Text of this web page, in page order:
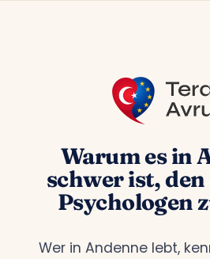
Warum es in
schwer ist,
Psychologen
Wer in Andenne lebt,